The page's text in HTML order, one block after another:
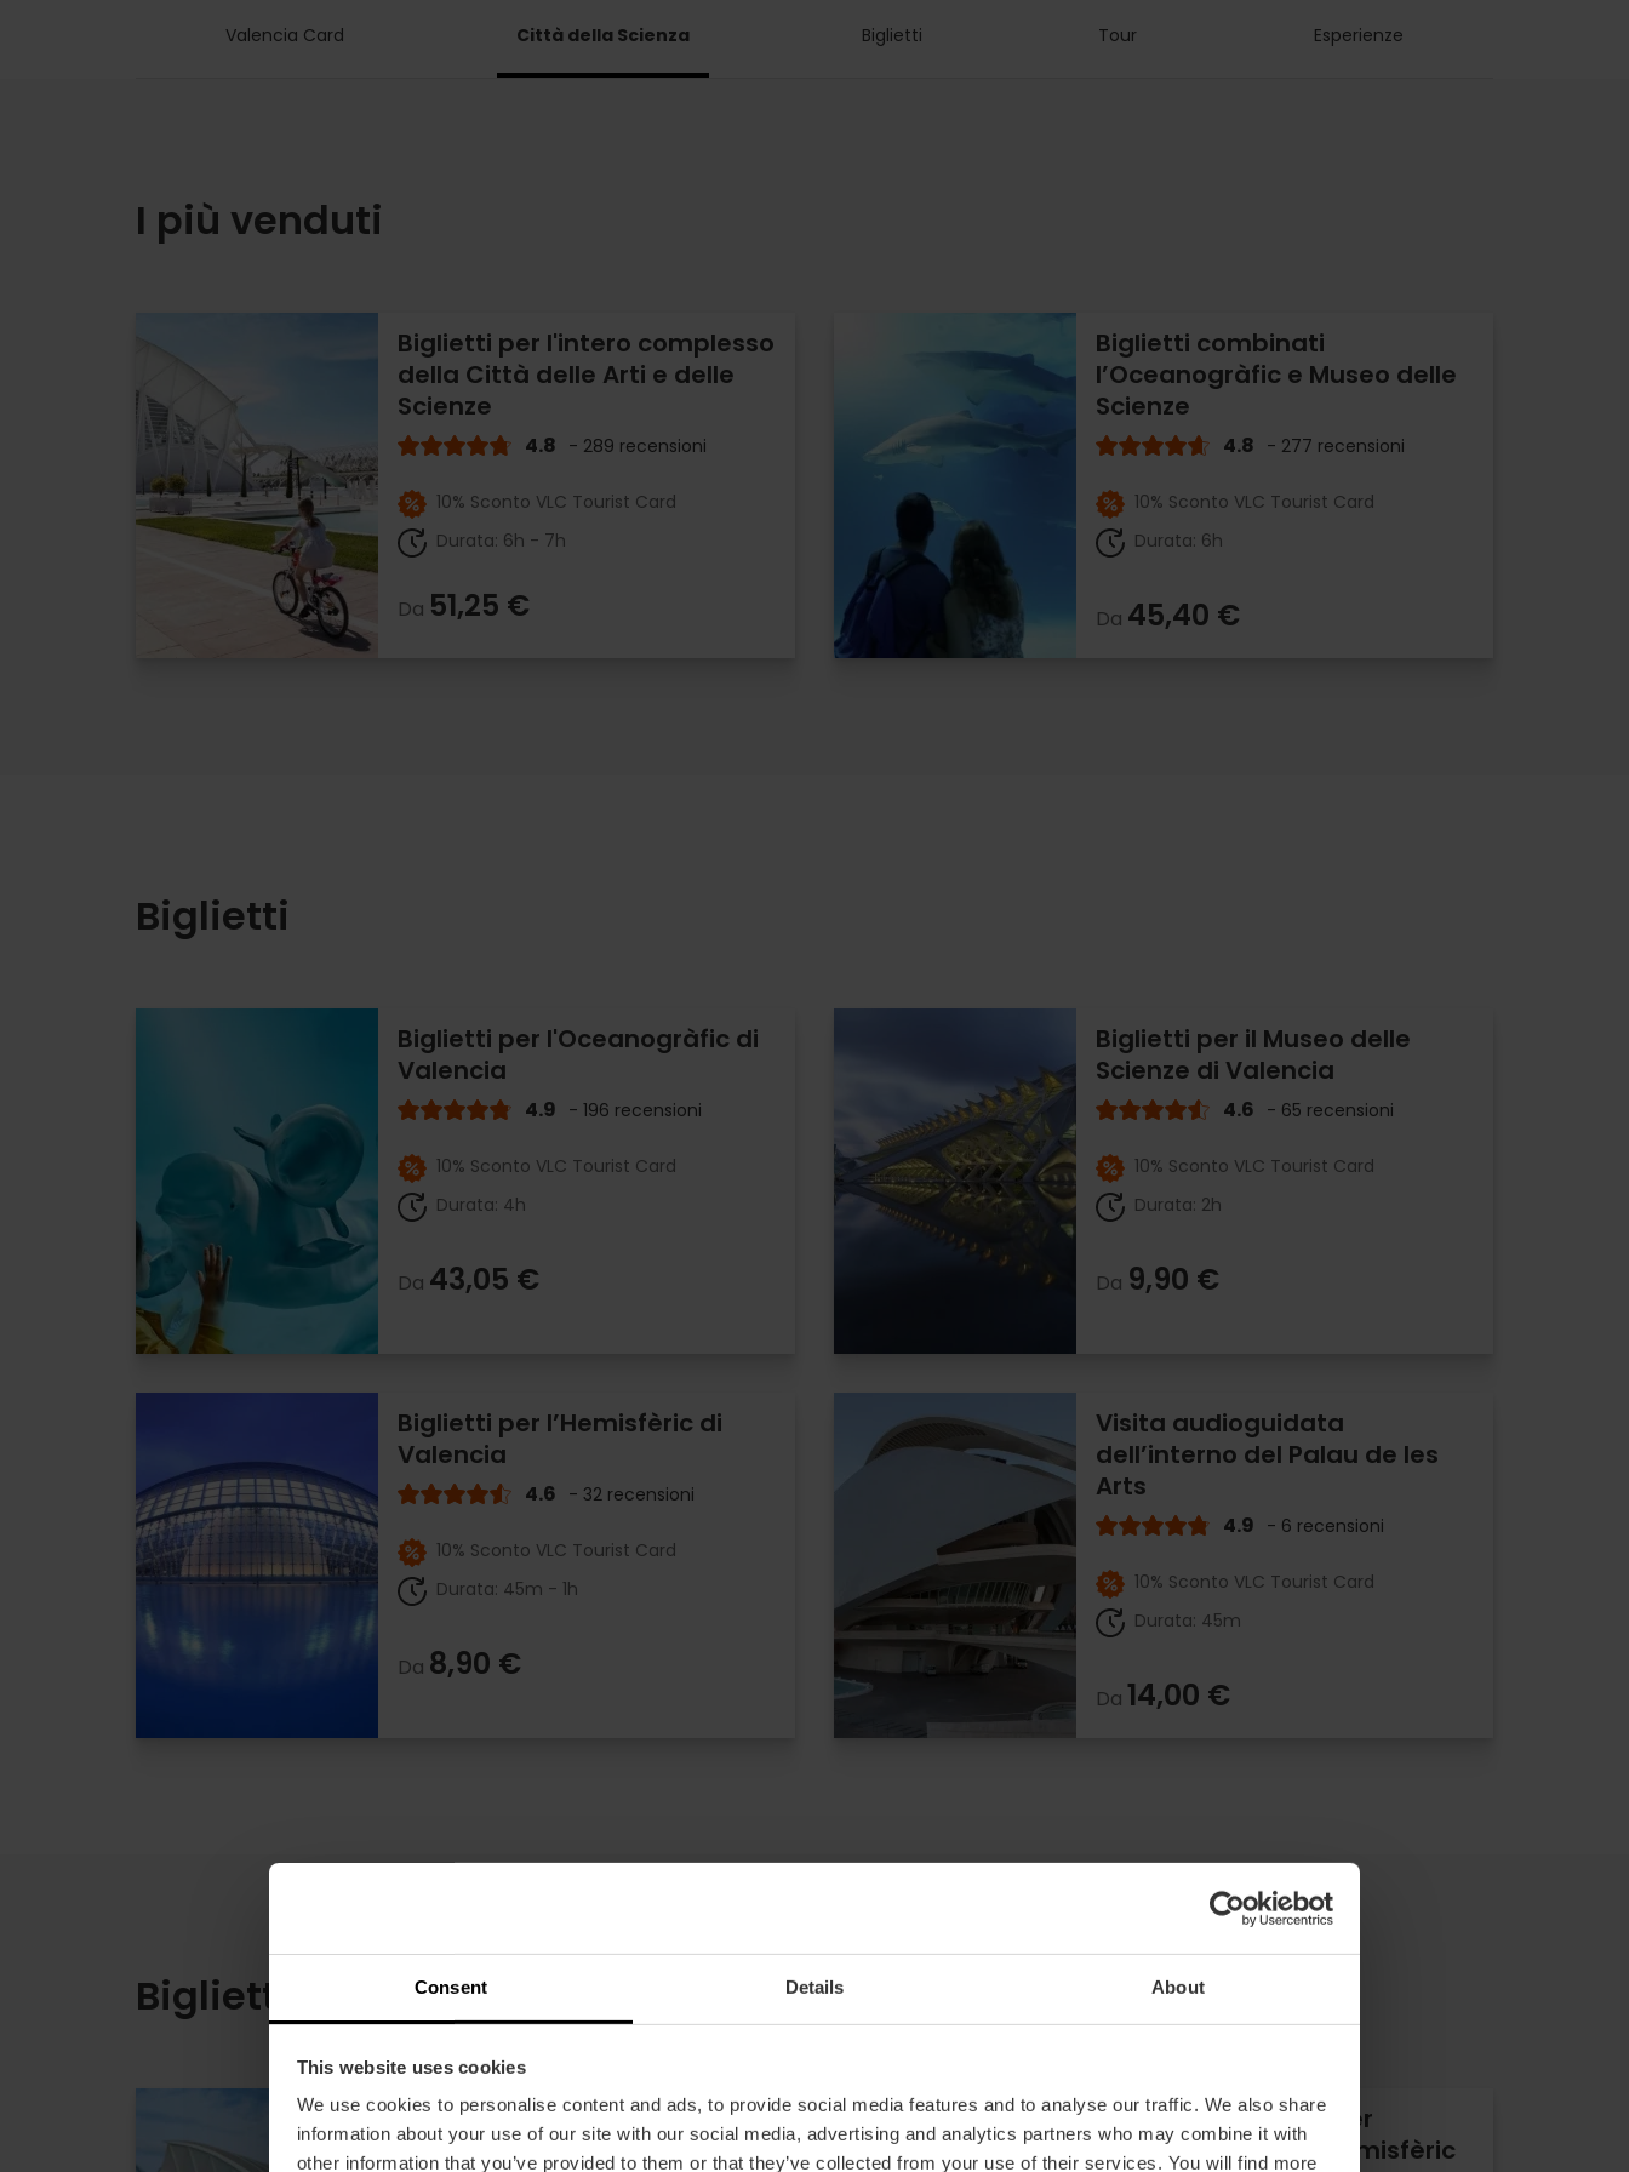
Consent Details About
This website uses cookies
We use cookies to personalise content and ads, to provide social media features and to analyse our traffic. We also share
information about your use of our site with our social media, advertising and analytics partners who may combine it with
other information that you’ve provided to them or that they’ve collected from your use of their services. You will find more
Valencia Card Città della Scienza Biglietti Tour Esperienze
I più venduti
Biglietti per l'intero complesso
della Città delle Arti e delle
Scienze
4.8 - 289 recensioni
10% Sconto VLC Tourist Card
Durata: 6h - 7h
Da 51,25 €
Biglietti combinati
l’Oceanogràfic e Museo delle
Scienze
4.8 - 277 recensioni
10% Sconto VLC Tourist Card
Durata: 6h
Da 45,40 €
Biglietti
Biglietti per l'Oceanogràfic di
Valencia
4.9 - 196 recensioni
10% Sconto VLC Tourist Card
Durata: 4h
Da 43,05 €
Biglietti per il Museo delle
Scienze di Valencia
4.6 - 65 recensioni
10% Sconto VLC Tourist Card
Durata: 2h
Da 9,90 €
Biglietti per l’Hemisfèric di
Valencia
4.6 - 32 recensioni
10% Sconto VLC Tourist Card
Durata: 45m - 1h
Da 8,90 €
Visita audioguidata
dell’interno del Palau de les
Arts
4.9 - 6 recensioni
10% Sconto VLC Tourist Card
Durata: 45m
Da 14,00 €
Biglietti combinati
Biglietti combinati Museo delle
Scienze e l’Hemisfèric
Biglietti combinati per
l’Oceanogràfic e l’Hemisfèric